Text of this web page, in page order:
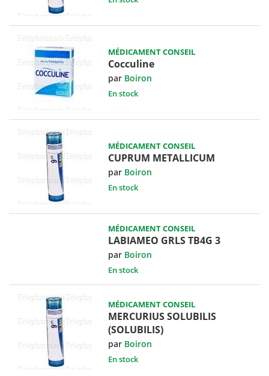
MÉDICAMENT CONSEIL
Cocculine
par Boiron
En stock
MÉDICAMENT CONSEIL
CUPRUM METALLICUM
par Boiron
En stock
MÉDICAMENT CONSEIL
LABIAMEO GRLS TB4G 3
par Boiron
En stock
MÉDICAMENT CONSEIL
MERCURIUS SOLUBILIS
(SOLUBILIS)
par Boiron
En stock